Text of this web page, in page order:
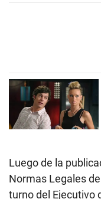
Luego de la
Normas Legales
turno del Ejecutivo